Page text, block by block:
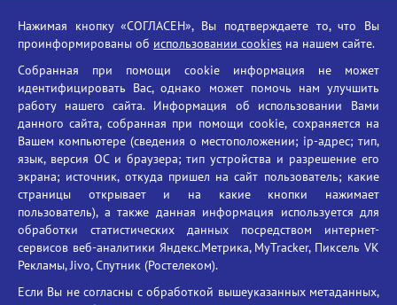
Единый портал государственных услуг
Противодействие угрозам информационной безопасности
Социальные ролики - Генеральная прокуратура РФ
Противодействие коррупции
БГУ против наркотиков
Брянский государственный университет
имени академика И.Г. Петровского
Время работы: пн-пт 09:00-18:00
E-mail: bryanskgu@mail.ru
Телефон: +7(4832)58-90-85
Нажимая кнопку «СОГЛАСЕН», Вы подтверждаете то, что Вы
проинформированы об использовании cookies на нашем сайте.
Собранная при помощи cookie информация не может
идентифицировать Вас, однако может помочь нам улучшить
работу нашего сайта. Информация об использовании Вами
данного сайта, собранная при помощи cookie, сохраняется на
Вашем компьютере (сведения о местоположении; ip-адрес; тип,
язык, версия ОС и браузера; тип устройства и разрешение его
экрана; источник, откуда пришел на сайт пользователь; какие
страницы открывает и на какие кнопки нажимает
пользователь), а также данная информация используется для
обработки статистических данных посредством интернет-
сервисов веб-аналитики Яндекс.Метрика, MyTracker, Пиксель VK
Рекламы, Jivo, Спутник (Ростелеком).
Если Вы не согласны с обработкой вышеуказанных метаданных,